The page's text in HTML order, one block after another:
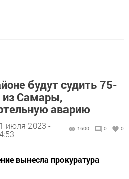
будут судить 75-
из Самары,
аварию
июля 2023 -
1600 0 0
вынесла прокуратура